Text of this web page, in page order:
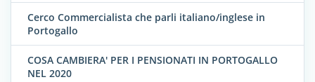
Cerco Commercialista che parli italiano/inglese in
Portogallo
COSA CAMBIERA' PER I PENSIONATI IN PORTOGALLO
NEL 2020